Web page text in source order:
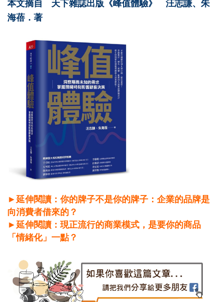
本文摘自 天下雜誌出版《峰值體驗》 汪志謙、朱
海蓓．著
►延伸閱讀：你的牌子不是你的牌子：企業的品牌是
向消費者借來的？
►延伸閱讀：現正流行的商業模式，是要你的商品
「情緒化」一點？